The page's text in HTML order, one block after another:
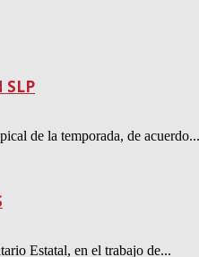
SLP
de la temporada, de acuerdo...
Estatal, en el trabajo de...